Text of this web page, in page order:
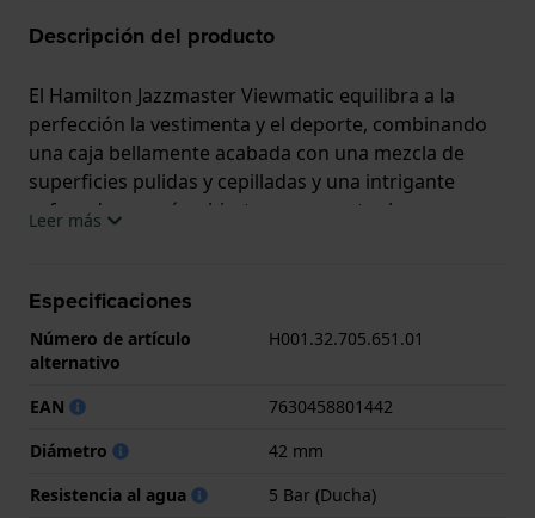
Descripción del producto
El Hamilton Jazzmaster Viewmatic equilibra a la
perfección la vestimenta y el deporte, combinando
una caja bellamente acabada con una mezcla de
superficies pulidas y cepilladas y una intrigante
esfera de corazón abierto que muestra los
bisel muy pulido que cambia bruscamente a un
borde interior cepillado, dirigiendo la mirada hacia
el movimiento automático H-10. Este movimiento
Nivachron no magnética y tiene una reserva de
marcha de nada menos que 80 horas. El Jazzmaster
Viewmatic Open Heart Auto está disponible en
varios colores y en tamaños de caja de 40 mm y 36
Leer más
Especificaciones
Número de artículo
alternativo
H001.32.705.651.01
EAN
7630458801442
Diámetro
42 mm
Resistencia al agua
5 Bar (Ducha)